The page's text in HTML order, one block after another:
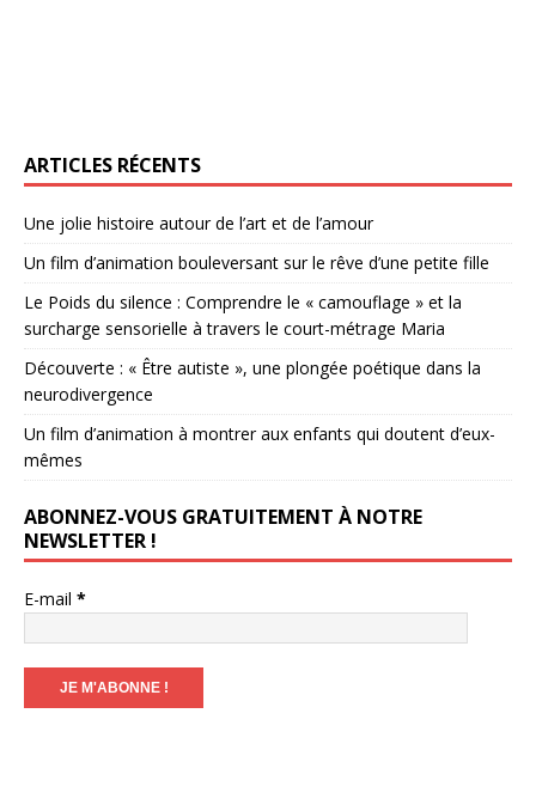
ARTICLES RÉCENTS
Une jolie histoire autour de l’art et de l’amour
Un film d’animation bouleversant sur le rêve d’une petite fille
Le Poids du silence : Comprendre le « camouflage » et la
surcharge sensorielle à travers le court-métrage Maria
Découverte : « Être autiste », une plongée poétique dans la
neurodivergence
Un film d’animation à montrer aux enfants qui doutent d’eux-
mêmes
ABONNEZ-VOUS GRATUITEMENT À NOTRE
NEWSLETTER !
E-mail *